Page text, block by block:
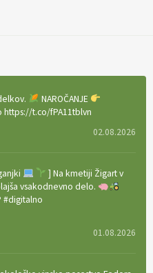
NAROČANJE
https://t.co/fPA11tblvn
02.08.2026
] Na kmetiji Žigart v
vsakodnevno delo.
#digitalno
01.08.2026